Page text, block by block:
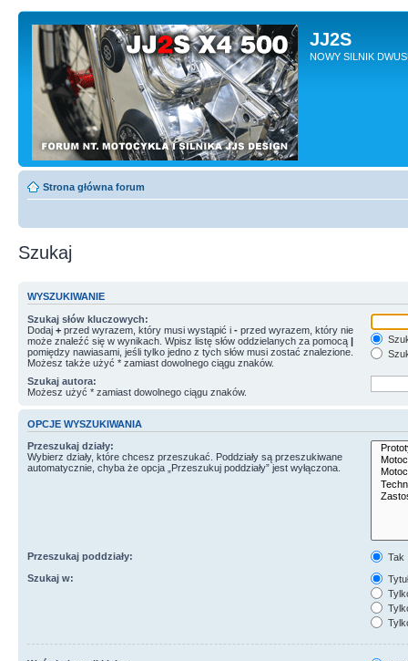
JJ2S
NOWY SILNIK
Strona główna forum
Szukaj
WYSZUKIWANIE
Szukaj słów kluczowych:
Dodaj + przed wyrazem, który musi wystąpić i - przed wyrazem, który nie
może znaleźć się w wynikach. Wpisz listę słów oddzielanych za pomocą |
pomiędzy nawiasami, jeśli tylko jedno z tych słów musi zostać znalezione.
Możesz także użyć * zamiast dowolnego ciągu znaków.
Szukaj autora:
Możesz użyć * zamiast dowolnego ciągu znaków.
OPCJE WYSZUKIWANIA
Przeszukaj działy:
Wybierz działy, które chcesz przeszukać. Poddziały są przeszukiwane
automatycznie, chyba że opcja „Przeszukuj poddziały” jest wyłączona.
Przeszukaj poddziały:
Tak
Szukaj w: